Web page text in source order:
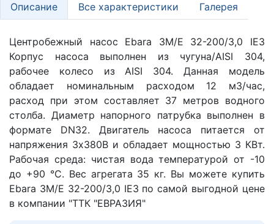
Описание Все характеристики Галерея
Центробежный насос Ebara 3M/E 32-200/3,0 IE3
Корпус насоса выполнен из чугуна/AISI 304,
рабочее колесо из AISI 304. Данная модель
обладает номинальным расходом 12 м3/час,
расход при этом составляет 37 метров водного
столба. Диаметр напорного патрубка выполнен в
формате DN32. Двигатель насоса питается от
напряжения 3х380В и обладает мощностью 3 КВт.
Рабочая среда: чистая вода температурой от -10
до +90 °C. Вес агрегата 35 кг. Вы можете купить
Ebara 3M/E 32-200/3,0 IE3 по самой выгодной цене
в компании "ТТК "ЕВРАЗИЯ"